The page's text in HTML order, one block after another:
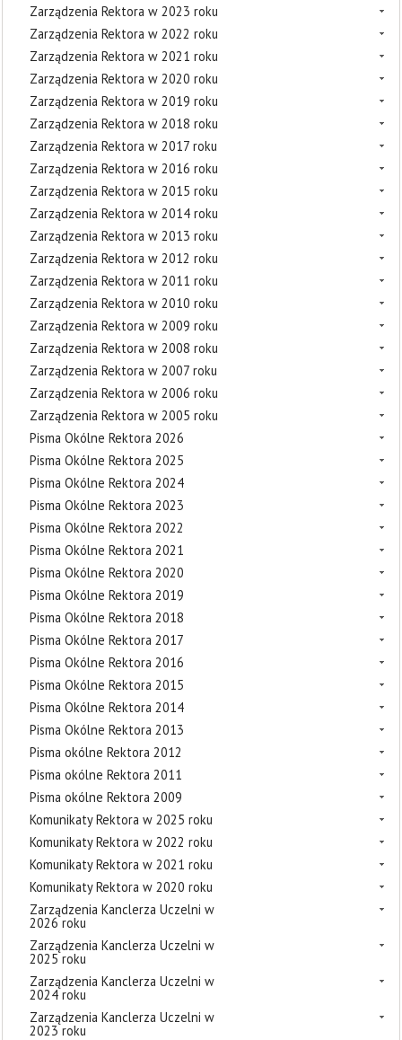
Zarządzenia Rektora w 2023 roku
Zarządzenia Rektora w 2022 roku
Zarządzenia Rektora w 2021 roku
Zarządzenia Rektora w 2020 roku
Zarządzenia Rektora w 2019 roku
Zarządzenia Rektora w 2018 roku
Zarządzenia Rektora w 2017 roku
Zarządzenia Rektora w 2016 roku
Zarządzenia Rektora w 2015 roku
Zarządzenia Rektora w 2014 roku
Zarządzenia Rektora w 2013 roku
Zarządzenia Rektora w 2012 roku
Zarządzenia Rektora w 2011 roku
Zarządzenia Rektora w 2010 roku
Zarządzenia Rektora w 2009 roku
Zarządzenia Rektora w 2008 roku
Zarządzenia Rektora w 2007 roku
Zarządzenia Rektora w 2006 roku
Zarządzenia Rektora w 2005 roku
Pisma Okólne Rektora 2026
Pisma Okólne Rektora 2025
Pisma Okólne Rektora 2024
Pisma Okólne Rektora 2023
Pisma Okólne Rektora 2022
Pisma Okólne Rektora 2021
Pisma Okólne Rektora 2020
Pisma Okólne Rektora 2019
Pisma Okólne Rektora 2018
Pisma Okólne Rektora 2017
Pisma Okólne Rektora 2016
Pisma Okólne Rektora 2015
Pisma Okólne Rektora 2014
Pisma Okólne Rektora 2013
Pisma okólne Rektora 2012
Pisma okólne Rektora 2011
Pisma okólne Rektora 2009
Komunikaty Rektora w 2025 roku
Komunikaty Rektora w 2022 roku
Komunikaty Rektora w 2021 roku
Komunikaty Rektora w 2020 roku
Zarządzenia Kanclerza Uczelni w
2026 roku
Zarządzenia Kanclerza Uczelni w
2025 roku
Zarządzenia Kanclerza Uczelni w
2024 roku
Zarządzenia Kanclerza Uczelni w
2023 roku